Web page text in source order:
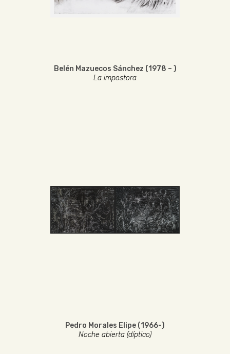
Belén Mazuecos Sánchez (1978 – )
La impostora
Pedro Morales Elipe (1966-)
Noche abierta (díptico)